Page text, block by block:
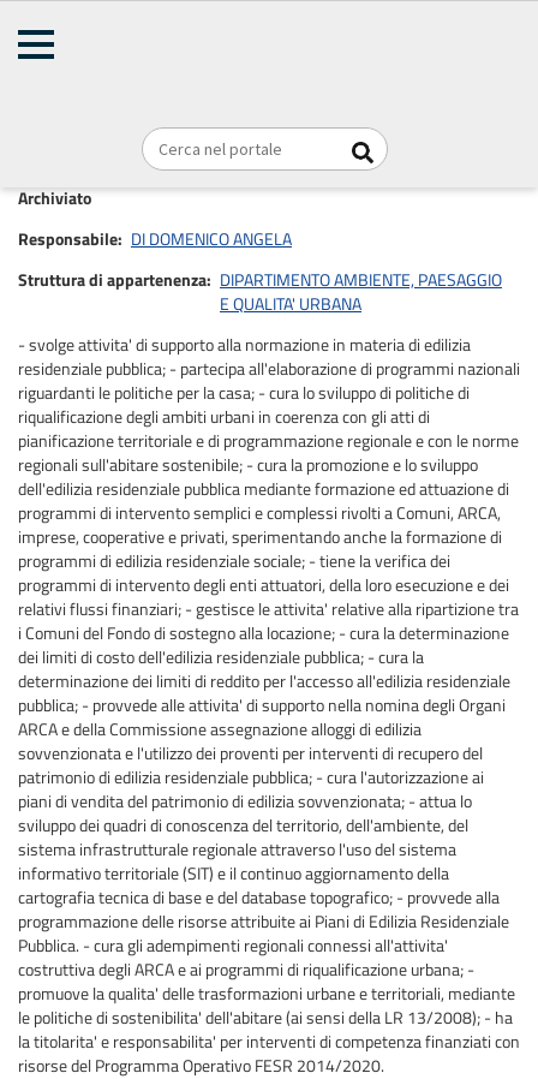
Home
SEZIONE POLITICHE ABITATIVE
Archiviato
Responsabile DI DOMENICO ANGELA
Struttura di appartenenza DIPARTIMENTO AMBIENTE, PAESAGGIO
E QUALITA' URBANA
- svolge attivita' di supporto alla normazione in materia di edilizia
residenziale pubblica; - partecipa all'elaborazione di programmi nazionali
riguardanti le politiche per la casa; - cura lo sviluppo di politiche di
riqualificazione degli ambiti urbani in coerenza con gli atti di
pianificazione territoriale e di programmazione regionale e con le norme
regionali sull'abitare sostenibile; - cura la promozione e lo sviluppo
dell'edilizia residenziale pubblica mediante formazione ed attuazione di
programmi di intervento semplici e complessi rivolti a Comuni, ARCA,
imprese, cooperative e privati, sperimentando anche la formazione di
programmi di edilizia residenziale sociale; - tiene la verifica dei
programmi di intervento degli enti attuatori, della loro esecuzione e dei
relativi flussi finanziari; - gestisce le attivita' relative alla ripartizione tra
i Comuni del Fondo di sostegno alla locazione; - cura la determinazione
dei limiti di costo dell'edilizia residenziale pubblica; - cura la
determinazione dei limiti di reddito per l'accesso all'edilizia residenziale
pubblica; - provvede alle attivita' di supporto nella nomina degli Organi
ARCA e della Commissione assegnazione alloggi di edilizia
sovvenzionata e l'utilizzo dei proventi per interventi di recupero del
patrimonio di edilizia residenziale pubblica; - cura l'autorizzazione ai
piani di vendita del patrimonio di edilizia sovvenzionata; - attua lo
sviluppo dei quadri di conoscenza del territorio, dell'ambiente, del
sistema infrastrutturale regionale attraverso l'uso del sistema
informativo territoriale (SIT) e il continuo aggiornamento della
cartografia tecnica di base e del database topografico; - provvede alla
programmazione delle risorse attribuite ai Piani di Edilizia Residenziale
Pubblica. - cura gli adempimenti regionali connessi all'attivita'
costruttiva degli ARCA e ai programmi di riqualificazione urbana; -
promuove la qualita' delle trasformazioni urbane e territoriali, mediante
le politiche di sostenibilita' dell'abitare (ai sensi della LR 13/2008); - ha
la titolarita' e responsabilita' per interventi di competenza finanziati con
risorse del Programma Operativo FESR 2014/2020.